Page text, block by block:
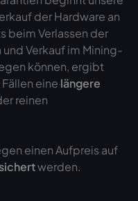
der Hardware an
beim Verlassen der
Verkauf im Mining-
können, ergibt
eine längere
reinen
einen Aufpreis auf
werden.